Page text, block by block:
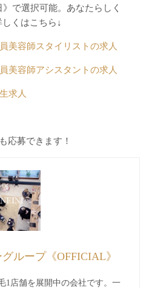
で選択可能。あなたらしく
くはこちら↓
美容師スタイリストの求人
美容師アシスタントの求人
求人
応募できます！
ループ《OFFICIAL》
1店舗を展開中の会社です。一